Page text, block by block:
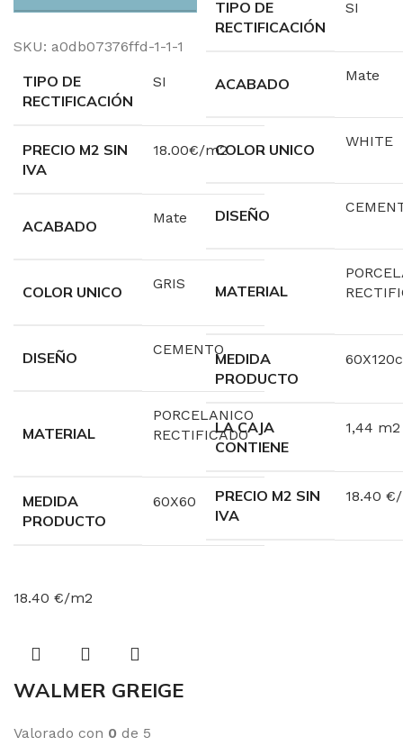
SKU: a0db07376ffd-1-1-1
TIPO DE
RECTIFICACIÓN
SI
PRECIO M2 SIN
IVA
18.00€/m2
ACABADO Mate
COLOR UNICO GRIS
DISEÑO CEMENTO
MATERIAL
PORCELANICO
RECTIFICADO
MEDIDA
PRODUCTO
60X60
TIPO DE
RECTIFICACIÓN
SI
ACABADO Mate
COLOR UNICO WHITE
DISEÑO
MATERIAL
MEDIDA
PRODUCTO
LA CAJA
CONTIENE
1,44 m2
PRECIO M2 SIN
IVA
18.40
18.40 €/m2
WALMER GREIGE
Valorado con 0 de 5